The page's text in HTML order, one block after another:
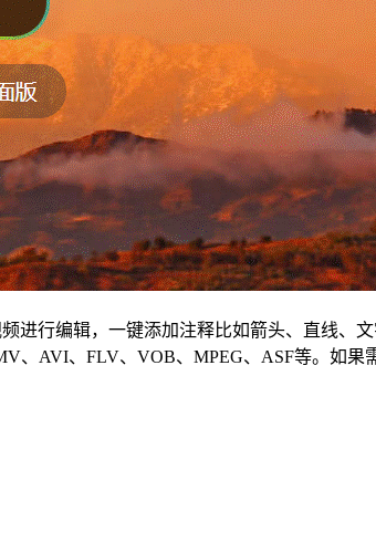
进行编辑，一键添加注释比如箭头、直线、
、AVI、FLV、VOB、MPEG、ASF等。如